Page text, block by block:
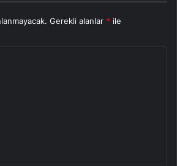
Gerekli alanlar * ile